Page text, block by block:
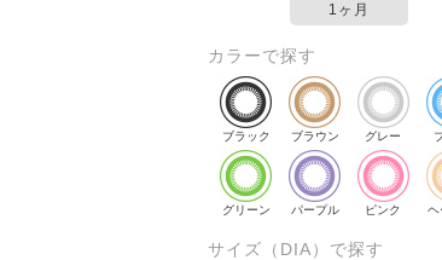
1ヶ月
カラーで探す
ブラック ブラウン グレー
グリーン パープル ピンク ヘ
サイズ（DIA）で探す